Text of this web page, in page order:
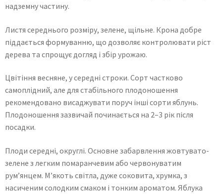
надземну частину.
Листя середнього розміру, зелене, щільне. Крона добре
піддається формуванню, що дозволяє контролювати ріст
дерева та спрощує догляд і збір урожаю.
Цвітіння весняне, у середні строки. Сорт частково
самоплідний, але для стабільного плодоношення
рекомендовано висаджувати поруч інші сорти яблунь.
Плодоношення зазвичай починається на 2–3 рік після
посадки.
Плоди середні, округлі. Основне забарвлення жовтувато-
зелене з легким помаранчевим або червонуватим
рум’янцем. М’якоть світла, дуже соковита, хрумка, з
насиченим солодким смаком і тонким ароматом. Яблука